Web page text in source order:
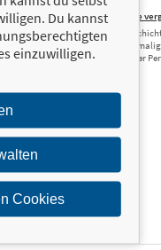
20,00 €
Die
Straße
vergisst nicht
Echte
Unterwelt –
Hells Angel und
Perser«
Die Straße
Echte
– vom
Insider »Der
Du kannst
einzuwilligen.
Cookies